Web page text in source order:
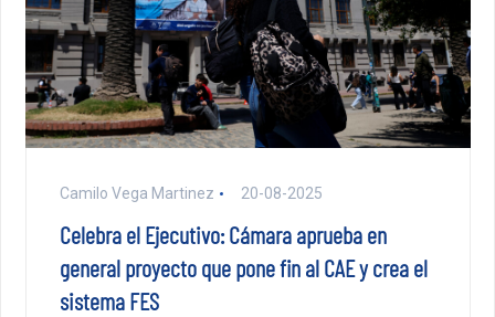
Camilo Vega Martinez 20-08-2025
Celebra el Ejecutivo: Cámara aprueba en
general proyecto que pone fin al CAE y crea el
sistema FES